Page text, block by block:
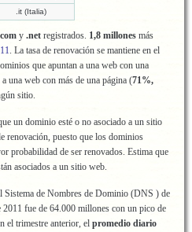
.it (Italia)
y .net registrados. 1,8 millones más
. La tasa de renovación se mantiene en el
que apuntan a una web con una
una web con más de una página (71%,
sitio.
un dominio esté o no asociado a un sitio
renovación, puesto que los dominios
probabilidad de ser renovados. Estima que
asociados a un sitio web.
Sistema de Nombres de Dominio (DNS ) de
fue de 64.000 millones con un pico de
el trimestre anterior, el promedio diario